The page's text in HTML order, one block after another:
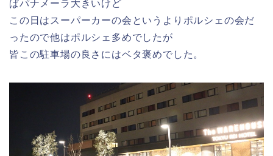
ぱパナメーラ大きいけど
この日はスーパーカーの会というよりポルシェの会だ
ったので他はポルシェ多めでしたが
皆この駐車場の良さにはベタ褒めでした。